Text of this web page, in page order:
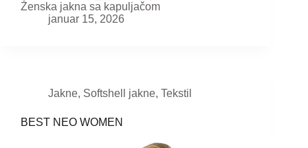
Ženska jakna sa kapuljačom
januar 15, 2026
Jakne, Softshell jakne, Tekstil
BEST NEO WOMEN